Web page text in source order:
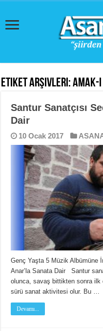
Etiket Arşivleri:Amak-
Santur Sanatçısı
Dair
10 Ocak 2017
Genç Yaşta 5 Müzik Albümüne
Anar’la Sanata Dair Santur
olunca, savaş bittikten sonra ilk
sürü sanat aktivitesi olur. Bu …
Devamı...